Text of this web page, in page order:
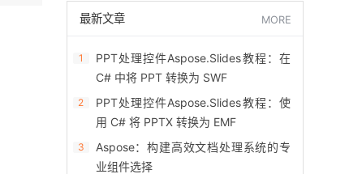
最新文章 MORE
1
PPT处理控件Aspose.Slides教程：在
C# 中将 PPT 转换为 SWF
2
PPT处理控件Aspose.Slides教程：使
用 C# 将 PPTX 转换为 EMF
3
Aspose：构建高效文档处理系统的专
业组件选择